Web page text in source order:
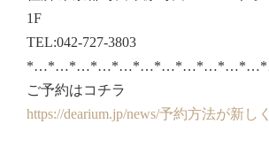
1F
TEL:042-727-3803
ご予約はコチラ
https://dearium.jp/news/予約方法が新し